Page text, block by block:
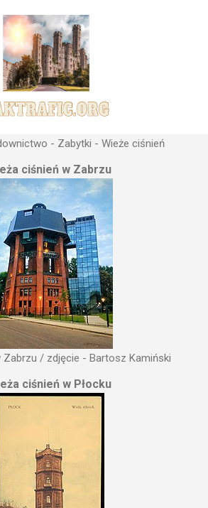
- Zabytki - Wieże ciśnień
ciśnień w Zabrzu
Zabrzu / zdjęcie - Bartosz Kamiński
ciśnień w Płocku